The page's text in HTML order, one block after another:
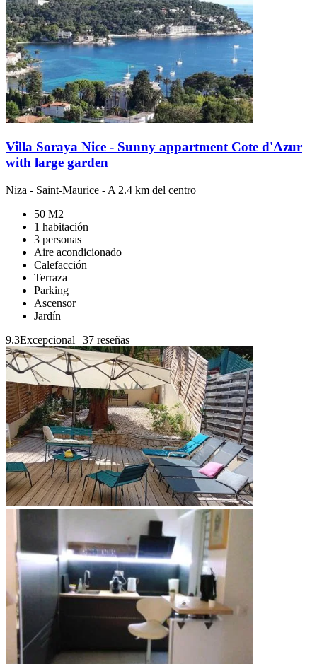
Villa Soraya Nice - Sunny appartment Cote d'Azur
with large garden
Niza - Saint-Maurice - A 2.4 km del centro
50 M2
1 habitación
3 personas
Aire acondicionado
Calefacción
Terraza
Parking
Ascensor
Jardín
9.3Excepcional | 37 reseñas